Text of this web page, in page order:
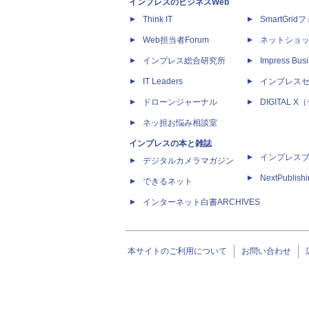
インプレスのビジネスWeb
Think IT
Web担当者Forum
インプレス総合研究所
IT Leaders
ドローンジャーナル
ネッ担お悩み相談室
インプレスの本と雑誌
デジタルカメラマガジン
できるネット
インターネット白書ARCHIVES
SmartGridフ
ネットショ
Impress
インプレス
DIGITAL X（
インプレス
本サイトのご利用について お問い合わせ